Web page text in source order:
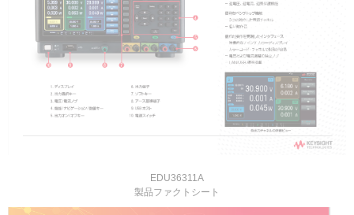
EDU36311A
製品ファクトシート